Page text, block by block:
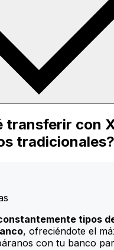
transferir con
tradicionales?
tipos
, ofreciéndote el
con tu banco